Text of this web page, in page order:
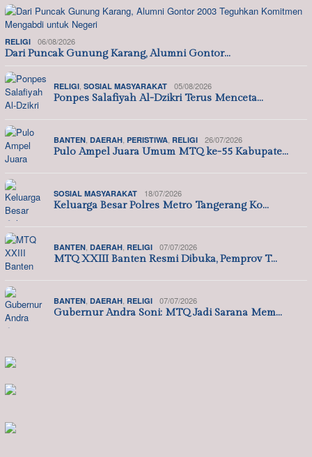
RELIGI 06/08/2026
Dari Puncak Gunung Karang, Alumni Gontor…
RELIGI, SOSIAL MASYARAKAT 05/08/2026
Ponpes Salafiyah Al-Dzikri Terus Menceta…
BANTEN, DAERAH, PERISTIWA, RELIGI 26/07/2026
Pulo Ampel Juara Umum MTQ ke-55 Kabupate…
SOSIAL MASYARAKAT 18/07/2026
Keluarga Besar Polres Metro Tangerang Ko…
BANTEN, DAERAH, RELIGI 07/07/2026
MTQ XXIII Banten Resmi Dibuka, Pemprov T…
BANTEN, DAERAH, RELIGI 07/07/2026
Gubernur Andra Soni: MTQ Jadi Sarana Mem…